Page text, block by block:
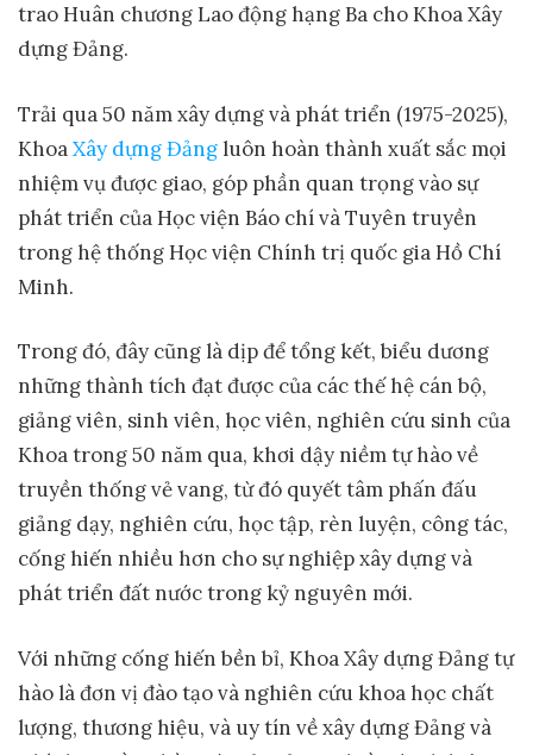
trao Huân chương Lao động hạng Ba cho Khoa Xây
dựng Đảng.
Trải qua 50 năm xây dựng và phát triển (1975-2025),
KhoaXây dựng Đảngluôn hoàn thành xuất sắc mọi
nhiệm vụ được giao, góp phần quan trọng vào sự
phát triển của Học viện Báo chí và Tuyên truyền
trong hệ thống Học viện Chính trị quốc gia Hồ Chí
Minh.
Trong đó, đây cũng là dịp để tổng kết, biểu dương
những thành tích đạt được của các thế hệ cán bộ,
giảng viên, sinh viên, học viên, nghiên cứu sinh của
Khoa trong 50 năm qua, khơi dậy niềm tự hào về
truyền thống vẻ vang, từ đó quyết tâm phấn đấu
giảng dạy, nghiên cứu, học tập, rèn luyện, công tác,
cống hiến nhiều hơn cho sự nghiệp xây dựng và
phát triển đất nước trong kỷ nguyên mới.
Với những cống hiến bền bỉ, Khoa Xây dựng Đảng tự
hào là đơn vị đào tạo và nghiên cứu khoa học chất
lượng, thương hiệu, và uy tín về xây dựng Đảng và